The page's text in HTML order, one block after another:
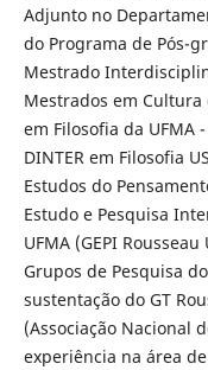
Adjunto no
do Programa de Pós-
Mestrado
Mestrados em Cultura
em Filosofia da UFMA
DINTER em Filosofia
Estudos do
Estudo e Pesquisa
UFMA (GEPI
Grupos de Pesquisa
sustentação do GT
(Associação Nacional
experiência na área